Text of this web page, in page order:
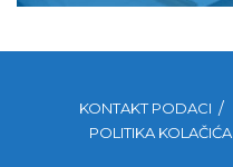
KONTAKT PODACI
POLITIKA KOLAČIĆA